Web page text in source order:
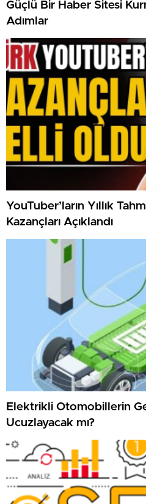
Güçlü Bir Haber Sitesi
Adımlar
YouTuber’ların Yıllık
Kazançları Açıklandı
Elektrikli Otomobillerin
Ucuzlayacak mı?